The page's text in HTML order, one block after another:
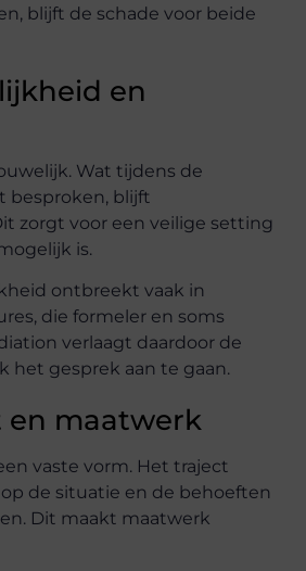
blijft de schade voor beide
en
Wat tijdens de
besproken, blijft
zorgt voor een veilige setting
is.
ontbreekt vaak in
die formeler en soms
verlaagt daardoor de
het gesprek aan te gaan.
en maatwerk
vaste vorm. Het traject
de situatie en de behoeften
Dit maakt maatwerk